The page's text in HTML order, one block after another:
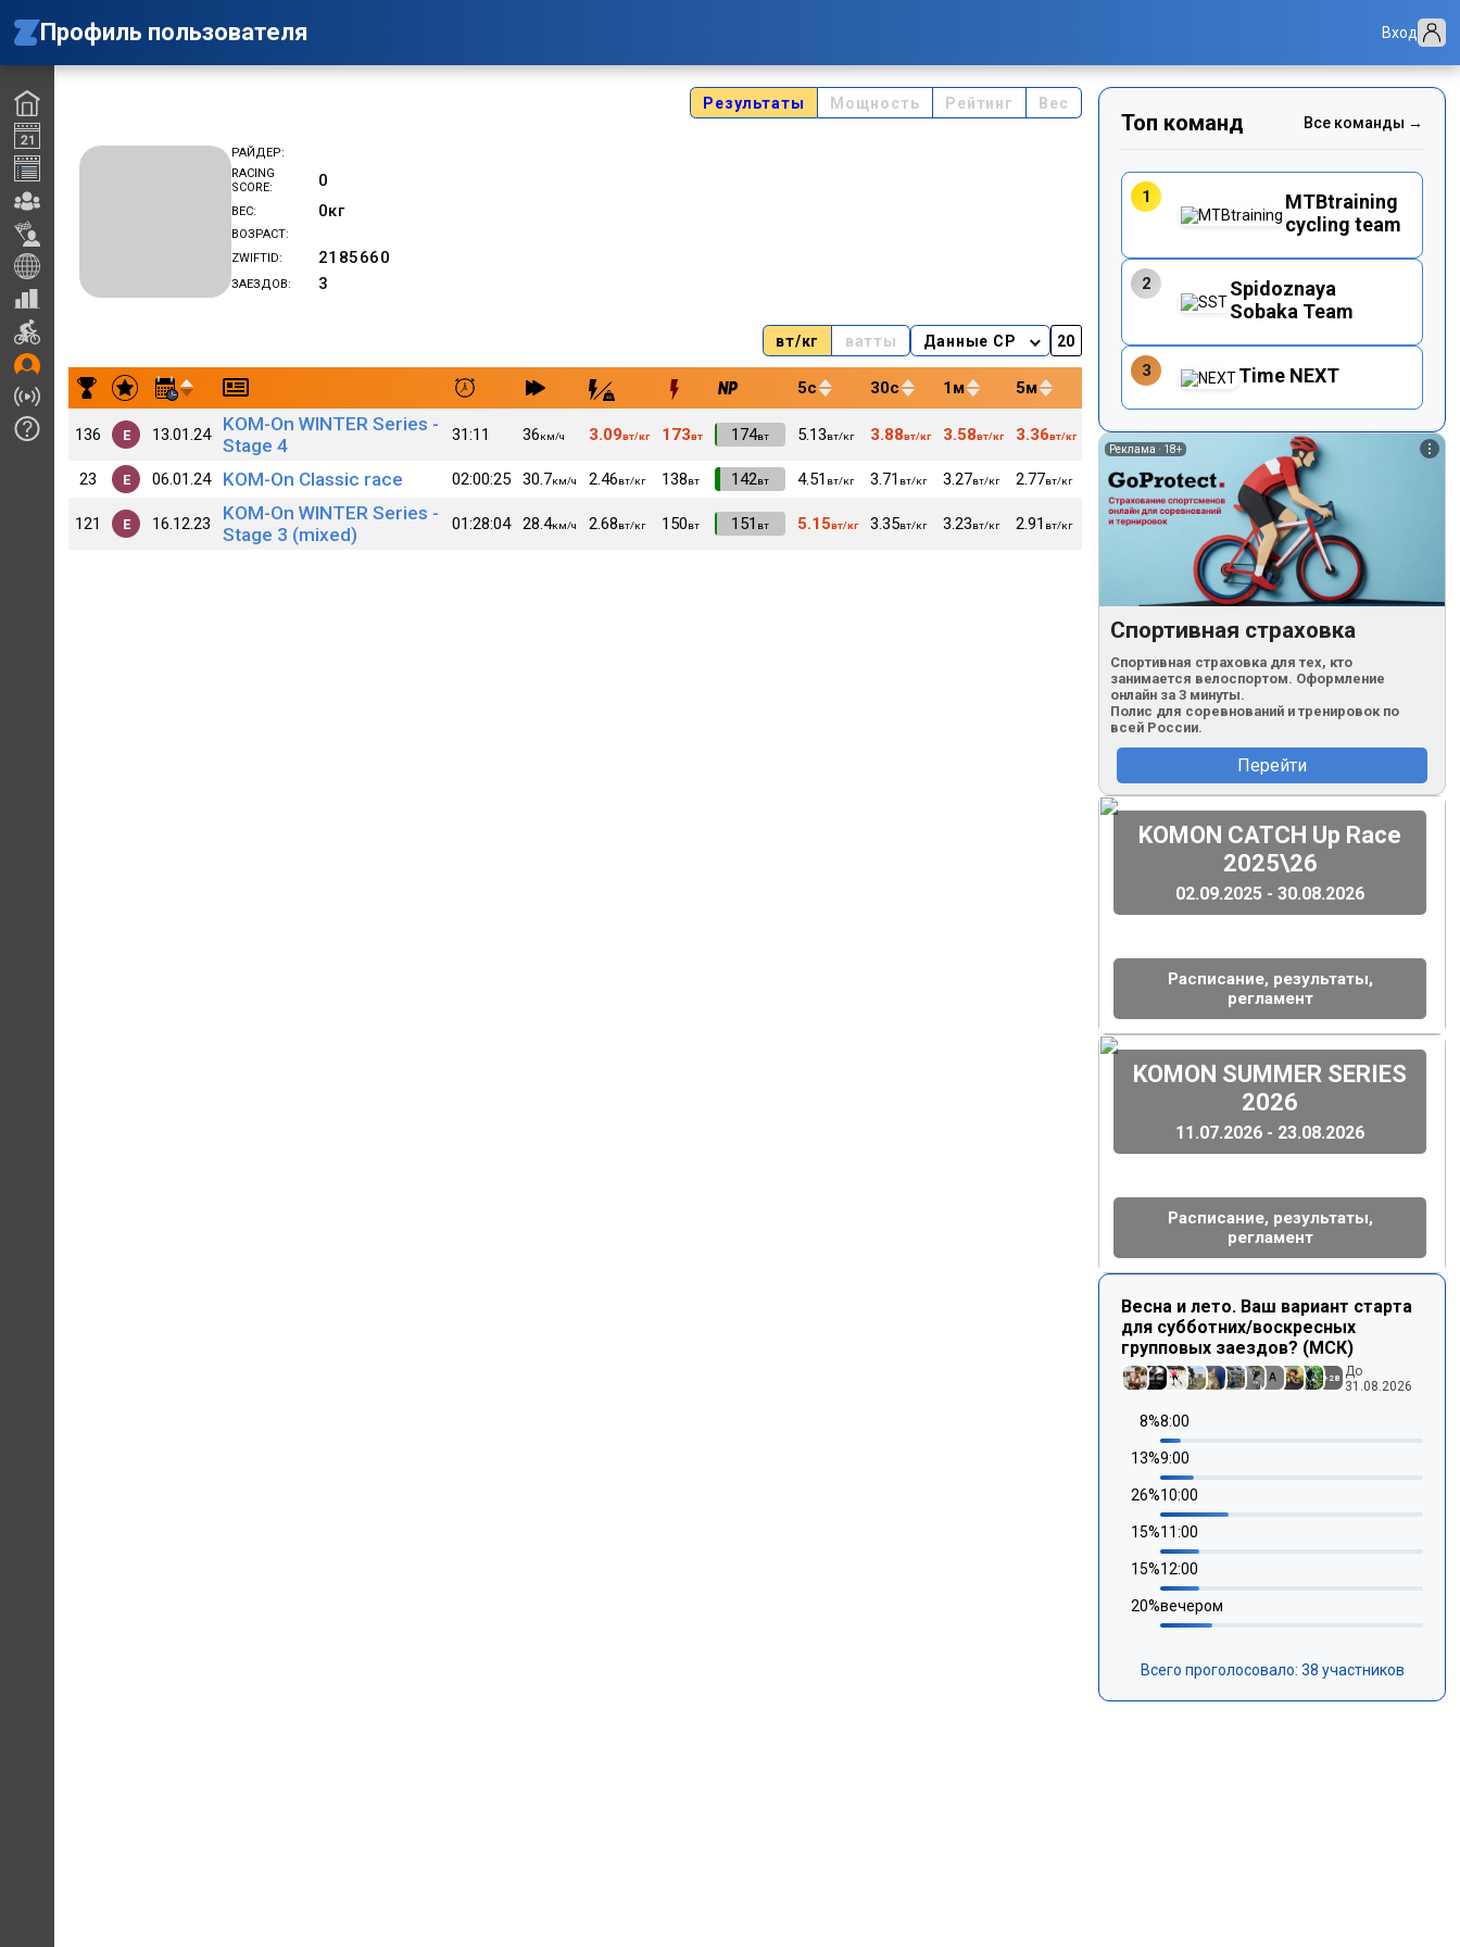
Профиль пользователя Вход
Результаты Мощность Рейтинг Вес
РАЙДЕР
RACING
SCORE
0
ВЕС 0кг
ВОЗРАСТ
ZWIFTID
2185660
ЗАЕЗДОВ 3
вт/кг ватты Данные CP
Результаты заездов Anfisa V
5с 30с 1м 5м 20м 40м
136 E 13.01.24
KOM-On WINTER Series -
Stage 4
31:11 36км/ч 3.09вт/кг 173вт 174вт 5.13вт/кг 3.88вт/кг 3.58вт/кг 3.36вт/кг 3.23вт/кг 3.17вт/кг 164уд/м 56кг
23 E 06.01.24 KOM-On Classic race 02:00:25 30.7км/ч 2.46вт/кг 138вт 142вт 4.51 вт/кг 3.71 вт/кг 3.27вт/кг 2.77вт/кг 2.66вт/кг 2.65вт/кг 2.57 вт/кг 160
121 E 16.12.23
KOM-On WINTER Series -
Stage 3 (mixed)
01:28:04 28.4км/ч 2.68вт/кг 150вт 151 вт 5.15вт/кг 3.35вт/кг 3.23вт/кг 2.91 вт/кг 2.77вт/кг 2.77 2.71вт/кг 160
Топ команд Все команды →
1
MTBtraining
cycling team
2
Spidoznaya
Sobaka Team
3 Time NEXT
Реклама · 18+
Спортивная страховка
Спортивная страховка для тех, кто
занимается велоспортом. Оформление
онлайн за 3 минуты.
Полис для соревнований и тренировок по
всей России.
Перейти
(
KOMON CATCH Up Race
2025\26
02.09.2025 - 30.08.2026
Расписание, результаты,
регламент
)
(
KOMON SUMMER SERIES
2026
11.07.2026 - 23.08.2026
Расписание, результаты,
регламент
)
Весна и лето. Ваш вариант старта
для субботних/воскресных
групповых заездов? (МСК)
A +28
До
31.08.2026
8%8:00
13%9:00
26%10:00
15%11:00
15%12:00
20%вечером
Всего проголосовало: 38 участников